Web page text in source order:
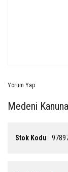
Yorum Yap
Medeni
Stok Kodu